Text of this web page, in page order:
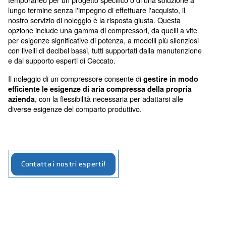
grandi spese in conto capitale derivanti dall'acquisto
compressore.
Con la flessibilità necessaria per aumentare o ridurre
alle tue esigenze e la garanzia di supporto e
continui, il noleggio di un compressore è una scelta
intelligente per sostenere la produttività delle tue
I vantaggi derivanti dal
Il servizio di noleggio compressori di Ceccato
soluzione pratica e flessibile per le tue esigenze
compressa. Che tu abbia bisogno di un compressore